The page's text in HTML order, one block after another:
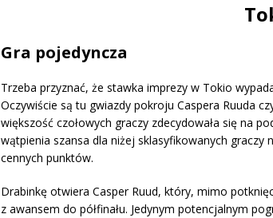
Gra pojedyncza
Trzeba przyznać, że stawka imprezy w Tokio
Oczywiście są tu gwiazdy pokroju Caspera Ruuda
większość czołowych graczy zdecydowała się na
wątpienia szansa dla niżej sklasyfikowanych
cennych punktów.
Drabinkę otwiera Casper Ruud, który, mimo
z awansem do półfinału. Jedynym potencjalnym